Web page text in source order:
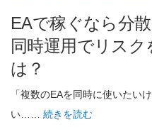
EAで稼ぐなら分
同時運用でリスク
は？
「複数のEAを同時に使いたい
い…… 続きを読む